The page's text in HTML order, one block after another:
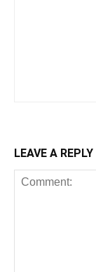
LEAVE A REPLY